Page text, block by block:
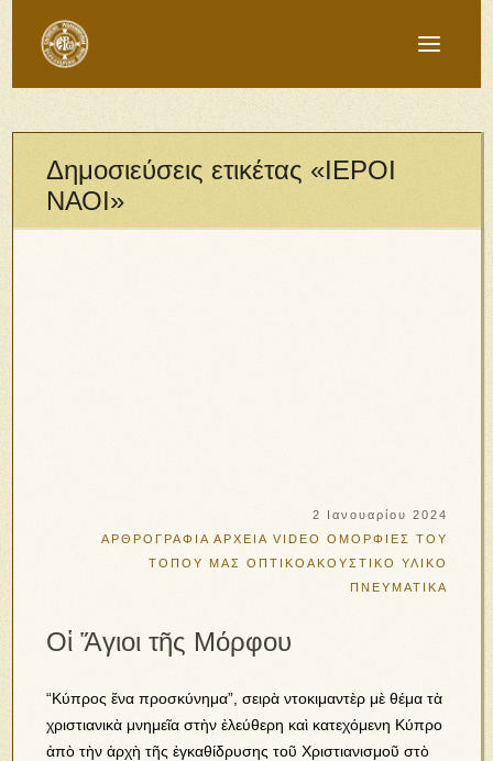
Δημοσιεύσεις ετικέτας «ΙΕΡΟΙ
ΝΑΟΙ»
2 Ιανουαρίου 2024
ΑΡΘΡΟΓΡΑΦΙΑ ΑΡΧΕΙΑ VIDEO
ΟΜΟΡΦΙΕΣ ΤΟΥ
ΤΟΠΟΥ ΜΑΣ
ΟΠΤΙΚΟΑΚΟΥΣΤΙΚΟ ΥΛΙΚΟ
ΠΝΕΥΜΑΤΙΚΑ
Οἱ Ἅγιοι τῆς Μόρφου
“Κύπρος ἕνα προσκύνημα”, σειρὰ ντοκιμαντὲρ μὲ θέμα τὰ
χριστιανικὰ μνημεῖα στὴν ἐλεύθερη καὶ κατεχόμενη Κύπρο
ἀπὸ τὴν ἀρχὴ τῆς ἐγκαθίδρυσης τοῦ Χριστιανισμοῦ στὸ